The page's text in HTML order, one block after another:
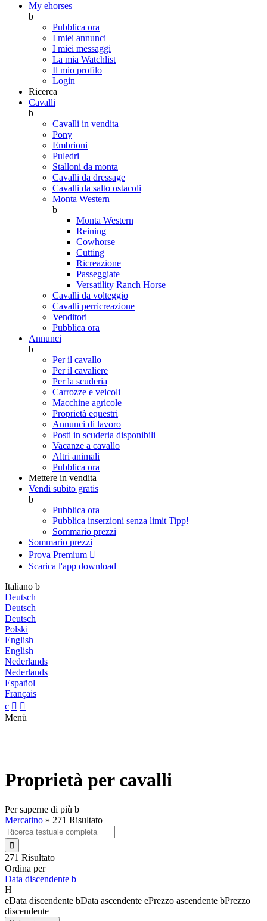
My ehorses
b
Pubblica ora
I miei annunci
I miei messaggi
La mia Watchlist
Il mio profilo
Login
Ricerca
Cavalli
b
Cavalli in vendita
Pony
Embrioni
Puledri
Stalloni da monta
Cavalli da dressage
Cavalli da salto ostacoli
Monta Western
b
Monta Western
Reining
Cowhorse
Cutting
Ricreazione
Passeggiate
Versatility Ranch Horse
Cavalli da volteggio
Cavalli perricreazione
Venditori
Pubblica ora
Annunci
b
Per il cavallo
Per il cavaliere
Per la scuderia
Carrozze e veicoli
Macchine agricole
Proprietà equestri
Annunci di lavoro
Posti in scuderia disponibili
Vacanze a cavallo
Altri animali
Pubblica ora
Mettere in vendita
Vendi subito gratis
b
Pubblica ora
Pubblica inserzioni senza limit Tipp!
Sommario prezzi
Sommario prezzi
Prova Premium 
Scarica l'app download
Italiano b
Deutsch
Deutsch
Deutsch
Polski
English
English
Nederlands
Nederlands
Español
Français
c  
Menù
Proprietà per cavalli
Per saperne di più b
Mercatino » 271 Risultato

271 Risultato
Ordina per
Data discendente b
H
eData discendente bData ascendente ePrezzo ascendente bPrezzo
discendente